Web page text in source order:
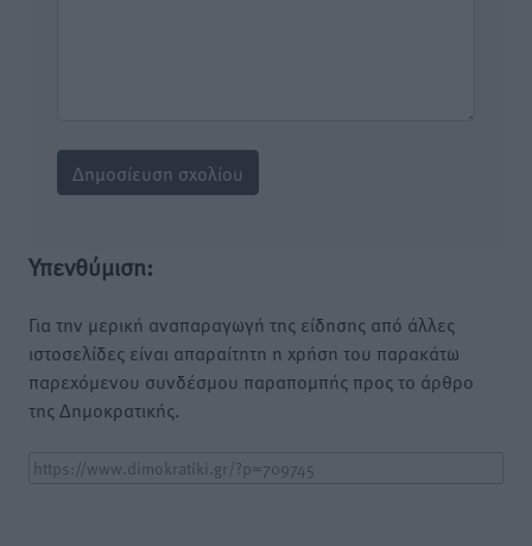
Υπενθύμιση:
Για την μερική αναπαραγωγή της είδησης από άλλες
ιστοσελίδες είναι απαραίτητη η χρήση του παρακάτω
παρεχόμενου συνδέσμου παραπομπής προς το άρθρο
της Δημοκρατικής.